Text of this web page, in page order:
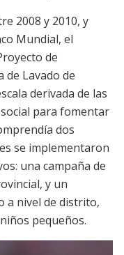
2008 y 2010, y
Mundial, el
de
de Lavado de
derivada de las
para fomentar
dos
se implementaron
una campaña de
y un
a nivel de distrito,
pequeños.